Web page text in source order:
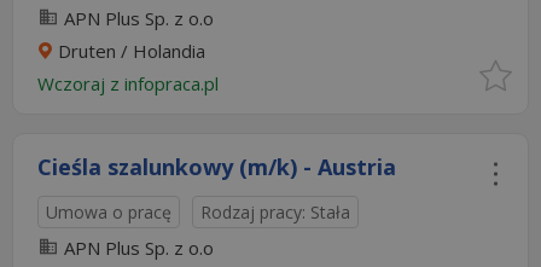
APN Plus Sp. z o.o
Druten / Holandia
Wczoraj z infopraca.pl
Cieśla szalunkowy (m/k) - Austria
Umowa o pracę Rodzaj pracy: Stała
APN Plus Sp. z o.o